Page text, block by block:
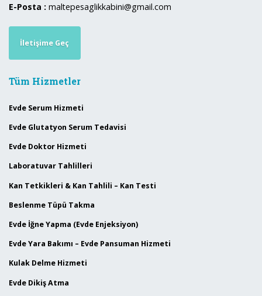
E-Posta : maltepesaglikkabini@gmail.com
İletişime Geç
Tüm Hizmetler
Evde Serum Hizmeti
Evde Glutatyon Serum Tedavisi
Evde Doktor Hizmeti
Laboratuvar Tahlilleri
Kan Tetkikleri & Kan Tahlili – Kan Testi
Beslenme Tüpü Takma
Evde İğne Yapma (Evde Enjeksiyon)
Evde Yara Bakımı – Evde Pansuman Hizmeti
Kulak Delme Hizmeti
Evde Dikiş Atma